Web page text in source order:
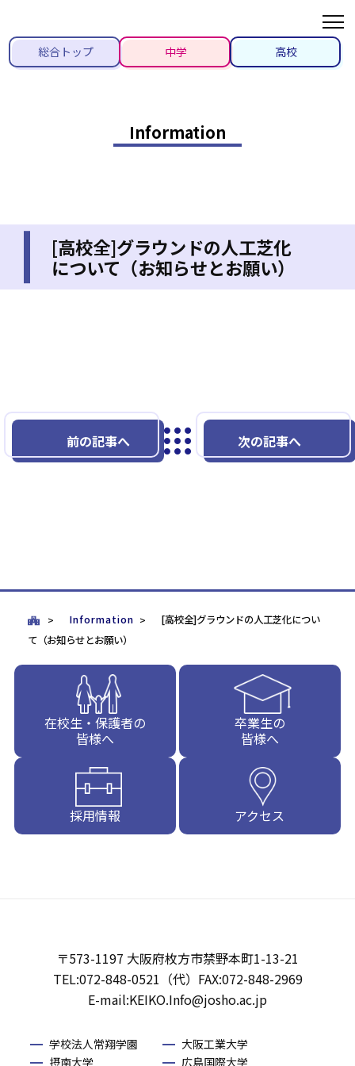
総合トップ 中学 高校
Information
[高校全]グラウンドの人工芝化
について（お知らせとお願い）
前の記事へ 次の記事へ
Information
[高校全]グラウンドの人工芝化につい
て（お知らせとお願い）
在校生・保護者の
皆様へ
卒業生の
皆様へ
採用情報 アクセス
〒573-1197 大阪府枚方市禁野本町1-13-21
TEL:072-848-0521（代）FAX:072-848-2969
E-mail:KEIKO.Info@josho.ac.jp
学校法人常翔学園
大阪工業大学
摂南大学
広島国際大学